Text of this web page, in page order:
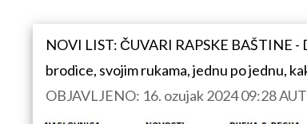
NOVI LIST: ČUVARI RAPSKE BAŠTINE
brodice, svojim rukama, jednu po jednu,
OBJAVLJENO: 16. ozujak 2024 09:28